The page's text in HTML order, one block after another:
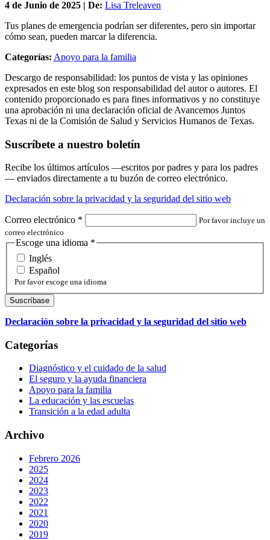
4 de Junio de 2025 | De: Lisa Treleaven
Tus planes de emergencia podrían ser diferentes, pero sin importar
cómo sean, pueden marcar la diferencia.
Categorías: Apoyo para la familia
Descargo de responsabilidad: los puntos de vista y las opiniones
expresados en este blog son responsabilidad del autor o autores. El
contenido proporcionado es para fines informativos y no constituye
una aprobación ni una declaración oficial de Avancemos Juntos
Texas ni de la Comisión de Salud y Servicios Humanos de Texas.
Suscríbete a nuestro boletín
Recibe los últimos artículos —escritos por padres y para los padres
— enviados directamente a tu buzón de correo electrónico.
Declaración sobre la privacidad y la seguridad del sitio web
Correo electrónico *
Por favor incluye un
correo electrónico
Escoge una idioma *
Inglés
Español
Por favor escoge una idioma
Declaración sobre la privacidad y la seguridad del sitio web
Categorías
Diagnóstico y el cuidado de la salud
El seguro y la ayuda financiera
Apoyo para la familia
La educación y las escuelas
Transición a la edad adulta
Archivo
Febrero 2026
2025
2024
2023
2022
2021
2020
2019